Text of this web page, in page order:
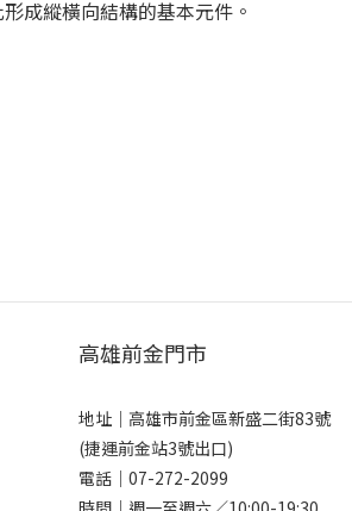
成縱橫向結構的基本元件。
高雄前金門市
地址｜ 高雄市前金區新盛二街83號
(捷運前金站3號出口)
電話｜ 07-272-2099